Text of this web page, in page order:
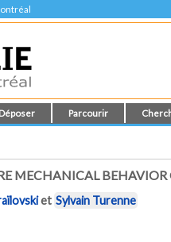
Déposer Parcourir
MECHANICAL
et Sylvain Turenne